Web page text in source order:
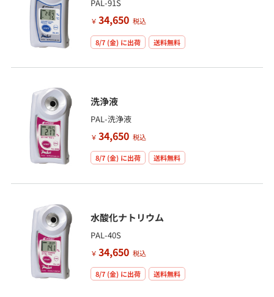
PAL-91S
￥ 34,650 税込
8/7 (金)に出荷 送料無料
洗浄液
PAL-洗浄液
￥ 34,650 税込
8/7 (金)に出荷 送料無料
水酸化ナトリウム
PAL-40S
￥ 34,650 税込
8/7 (金)に出荷 送料無料